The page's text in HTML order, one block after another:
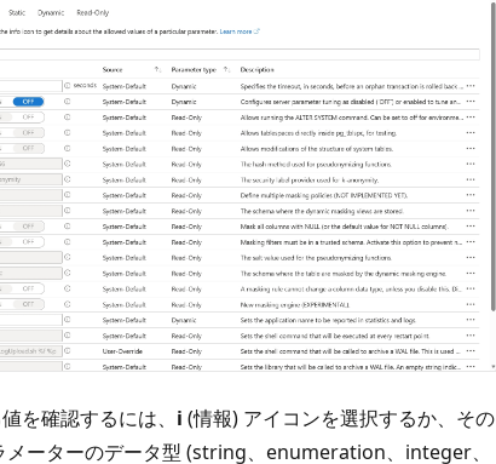
を確認するには、 i (情報) アイコンを選択するか、その
メーターのデータ型 (string、enumeration、integer、